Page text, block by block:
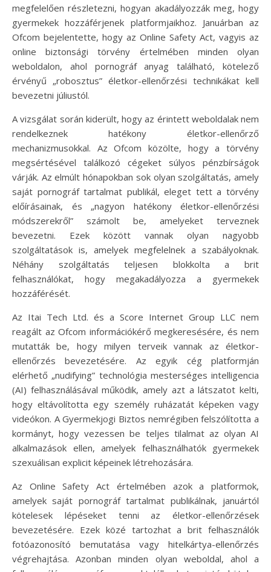
megfelelően részletezni, hogyan akadályozzák meg, hogy
gyermekek hozzáférjenek platformjaikhoz. Januárban az
Ofcom bejelentette, hogy az Online Safety Act, vagyis az
online biztonsági törvény értelmében minden olyan
weboldalon, ahol pornográf anyag található, kötelező
érvényű „robosztus” életkor-ellenőrzési technikákat kell
bevezetni júliustól.
A vizsgálat során kiderült, hogy az érintett weboldalak nem
rendelkeznek hatékony életkor-ellenőrző
mechanizmusokkal. Az Ofcom közölte, hogy a törvény
megsértésével találkozó cégeket súlyos pénzbírságok
várják. Az elmúlt hónapokban sok olyan szolgáltatás, amely
saját pornográf tartalmat publikál, eleget tett a törvény
előírásainak, és „nagyon hatékony életkor-ellenőrzési
módszerekről” számolt be, amelyeket terveznek
bevezetni. Ezek között vannak olyan nagyobb
szolgáltatások is, amelyek megfelelnek a szabályoknak.
Néhány szolgáltatás teljesen blokkolta a brit
felhasználókat, hogy megakadályozza a gyermekek
hozzáférését.
Az Itai Tech Ltd. és a Score Internet Group LLC nem
reagált az Ofcom információkérő megkeresésére, és nem
mutatták be, hogy milyen terveik vannak az életkor-
ellenőrzés bevezetésére. Az egyik cég platformján
elérhető „nudifying” technológia mesterséges intelligencia
(AI) felhasználásával működik, amely azt a látszatot kelti,
hogy eltávolította egy személy ruházatát képeken vagy
videókon. A Gyermekjogi Biztos nemrégiben felszólította a
kormányt, hogy vezessen be teljes tilalmat az olyan AI
alkalmazások ellen, amelyek felhasználhatók gyermekek
szexuálisan explicit képeinek létrehozására.
Az Online Safety Act értelmében azok a platformok,
amelyek saját pornográf tartalmat publikálnak, januártól
kötelesek lépéseket tenni az életkor-ellenőrzések
bevezetésére. Ezek közé tartozhat a brit felhasználók
fotóazonosító bemutatása vagy hitelkártya-ellenőrzés
végrehajtása. Azonban minden olyan weboldal, ahol a